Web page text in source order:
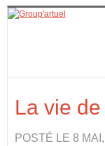
La vie de
POSTÉ LE 8